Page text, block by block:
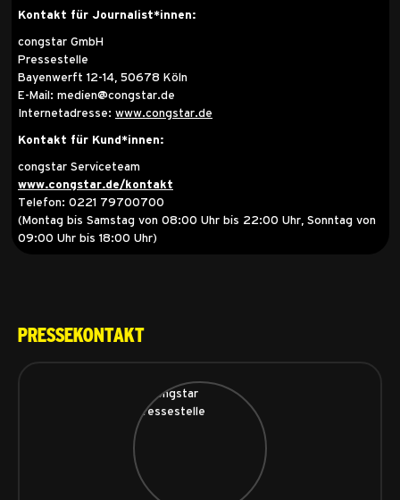
Kontakt für Journalist*innen:
congstar GmbH
Pressestelle
Bayenwerft 12-14, 50678 Köln
E-Mail: medien@congstar.de
Internetadresse: www.congstar.de
Kontakt für Kund*innen:
congstar Serviceteam
www.congstar.de/kontakt
Telefon: 0221 79700700
(Montag bis Samstag von 08:00 Uhr bis 22:00 Uhr, Sonntag von
09:00 Uhr bis 18:00 Uhr)
Pressekontakt